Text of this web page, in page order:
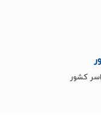
کشور